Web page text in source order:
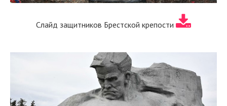
Слайд защитников Брестской крепости